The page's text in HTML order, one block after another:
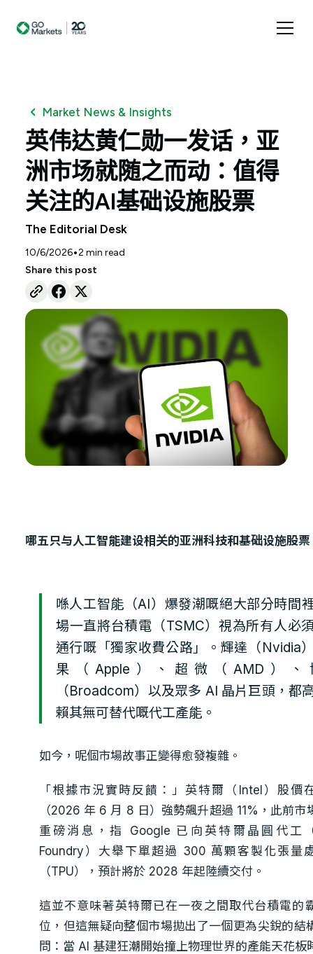
Market News & Insights
英伟达黄仁勋一发话，亚
洲市场就随之而动：值得
关注的AI基础设施股票
The Editorial Desk
10/6/2026•2 min read
Share this post
哪五只与人工智能建设相关的亚洲科技和基础设施股票
喺人工智能（AI）爆發潮嘅絕大部分時間
場一直將台積電（TSMC）視為所有人必
通行嘅「獨家收費公路」。輝達（Nvidia
果（Apple）、超微（AMD）、
（Broadcom）以及眾多 AI 晶片巨頭，都
賴其無可替代嘅代工產能。
如今，呢個市場故事正變得愈發複雜。
「根據市況實時反饋：」英特爾（Intel）股價
（2026 年 6 月 8 日）強勢飆升超過 11%，此前市
重磅消息，指 Google 已向英特爾晶圓代工
Foundry）大舉下單超過 300 萬顆客製化張量
（TPU），預計將於 2028 年起陸續交付。
這並不意味著英特爾已在一夜之間取代台積電的
位，但這無疑向整個市場拋出了一個更為尖銳的結
問：當 AI 基建狂潮開始撞上物理世界的產能天花板